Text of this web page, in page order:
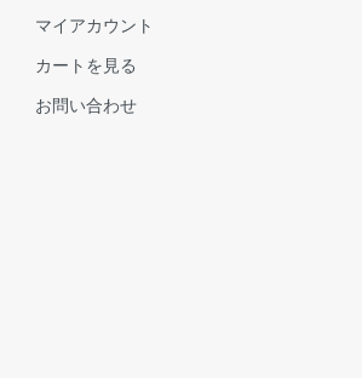
マイアカウント
カートを見る
お問い合わせ